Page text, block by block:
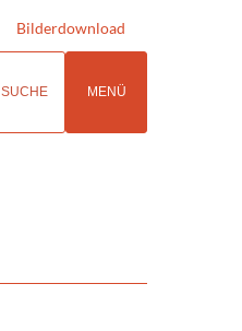
Bilderdownload
SUCHE MENÜ